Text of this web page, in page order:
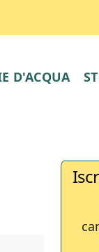
D'ACQUA